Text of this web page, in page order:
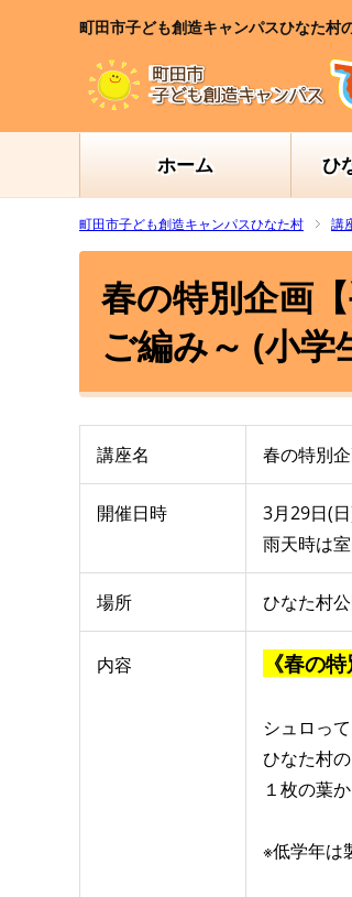
町田市子ども創造キャンパスひなた村
ホーム ひ
町田市子ども創造キャンパスひなた村 講
春の特別企画
ご編み～ (小学
講座名 春の特別
開催日時
3月29日(
雨天時は
場所 ひなた村
内容 《春の
シュロっ
ひなた村
１枚の葉
※低学年は